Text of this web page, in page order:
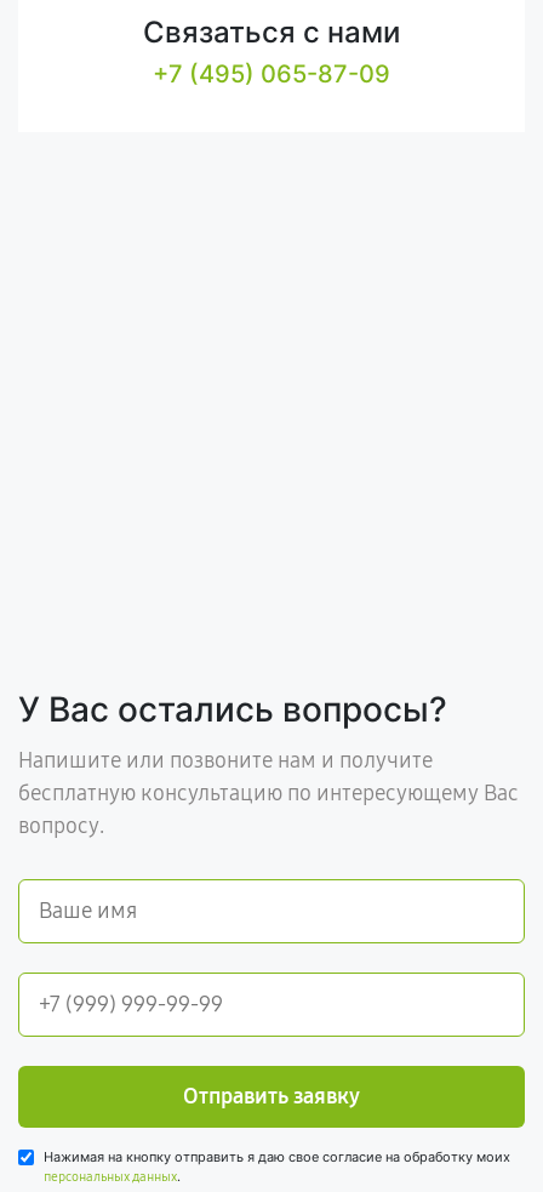
Связаться с нами
+7 (495) 065-87-09
У Вас остались вопросы?
Напишите или позвоните нам и получите
бесплатную консультацию по интересующему Вас
вопросу.
Отправить заявку
Нажимая на кнопку отправить я даю свое согласие на обработку моих
персональных данных.